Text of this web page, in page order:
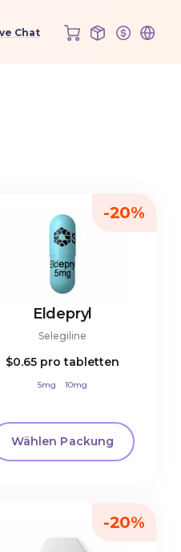
Eldepryl
Selegiline
$0.65 pro tabletten
5mg 10mg
Wählen Packung
-20%
-20%